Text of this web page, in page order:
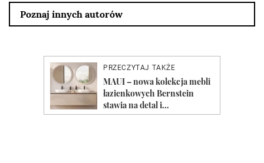
Poznaj innych autorów